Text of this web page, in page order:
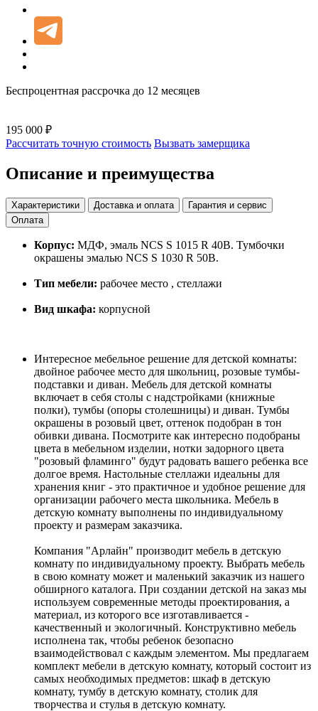
Беспроцентная рассрочка до 12 месяцев
195 000 ₽
Рассчитать точную стоимость Вызвать замерщика
Описание и преимущества
Характеристики Доставка и оплата
Гарантия и сервис
Оплата
Корпус: МДФ, эмаль NCS S 1015 R 40B. Тумбочки
окрашены эмалью NCS S 1030 R 50B.
Тип мебели: рабочее место , стеллажи
Вид шкафа: корпусной
Интересное мебельное решение для детской комнаты:
двойное рабочее место для школьниц, розовые тумбы-
подставки и диван. Мебель для детской комнаты
включает в себя столы с надстройками (книжные
полки), тумбы (опоры столешницы) и диван. Тумбы
окрашены в розовый цвет, оттенок подобран в тон
обивки дивана. Посмотрите как интересно подобраны
цвета в мебельном изделии, нотки задорного цвета
"розовый фламинго" будут радовать вашего ребенка все
долгое время. Настольные стеллажи идеальны для
хранения книг - это практичное и удобное решение для
организации рабочего места школьника. Мебель в
детскую комнату выполнены по индивидуальному
проекту и размерам заказчика.
Компания "Арлайн" производит мебель в детскую
комнату по индивидуальному проекту. Выбрать мебель
в свою комнату может и маленький заказчик из нашего
обширного каталога. При создании детской на заказ мы
используем современные методы проектирования, а
материал, из которого все изготавливается -
качественный и экологичный. Конструктивно мебель
исполнена так, чтобы ребенок безопасно
взаимодействовал с каждым элементом. Мы предлагаем
комплект мебели в детскую комнату, который состоит из
самых необходимых предметов: шкаф в детскую
комнату, тумбу в детскую комнату, столик для
творчества и стулья в детскую комнату.